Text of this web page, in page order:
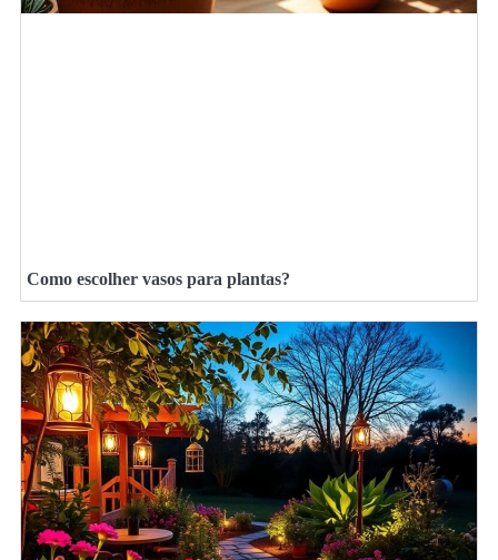
Como escolher vasos para plantas?